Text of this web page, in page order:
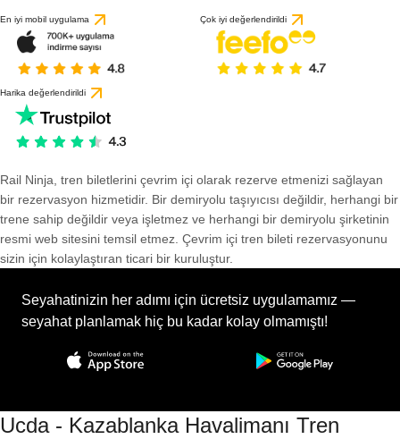
En iyi mobil uygulama Çok iyi değerlendirildi
Harika değerlendirildi
Rail Ninja, tren biletlerini çevrim içi olarak rezerve etmenizi sağlayan
bir rezervasyon hizmetidir. Bir demiryolu taşıyıcısı değildir, herhangi bir
trene sahip değildir veya işletmez ve herhangi bir demiryolu şirketinin
resmi web sitesini temsil etmez. Çevrim içi tren bileti rezervasyonunu
sizin için kolaylaştıran ticari bir kuruluştur.
Seyahatinizin her adımı için ücretsiz uygulamamız —
seyahat planlamak hiç bu kadar kolay olmamıştı!
Ucda - Kazablanka Havalimanı Tren